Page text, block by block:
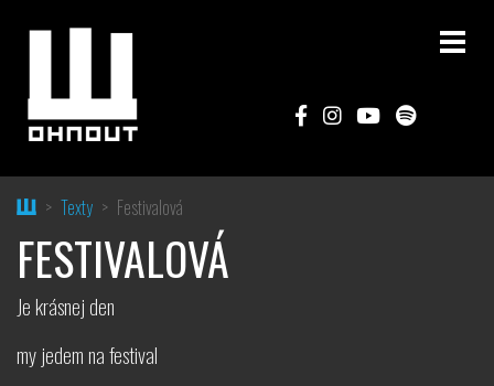
HomeTexty Festivalová
FESTIVALOVÁ
Je krásnej den
my jedem na festival